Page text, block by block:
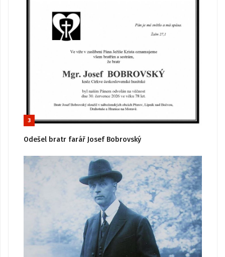
3
Odešel bratr farář Josef Bobrovský